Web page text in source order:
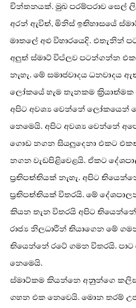
චින්තනයක්. මුඛ පරම්පරාව සෙල්
අරන් ඇවිත්, මිනිස් ඉතිහාසයේ
මාතලේ අළු විහාරයෙදි. එතැනින්
අලුත් ස්මාට් විප්ලව පටන්ගන්න
නැහැ. මේ සමාජවාදය ධනවාදය
ලෝකයේ හැම තැනකම ක්‍රියාත්මක
අපිට අවශ්‍ය වෙන්නේ ලෝකයෙන්
නෙමෙයි. අපිට අවශ්‍ය වෙන්නේ
ගොඩ නගන සියලුදෙනා එකට
නගන වැඩපිළිවෙළයි. ඒකට
ප්‍රතිපත්තියක් නැහැ. අපිට
ප්‍රතිපත්තියක් විතරයි. මේ දේශපාලන
කියන තැන විතරයි අපිට
රාජ්‍ය නිලධාරීන් තියාගෙන මේ
තියෙන්නේ රටේ ගමන විතරයි.
නෙමෙයි.
ස්මාට්කම කියන්නෙ අනුන්ගෙ
ගහන එක නෙවෙයි. මොන තරම්